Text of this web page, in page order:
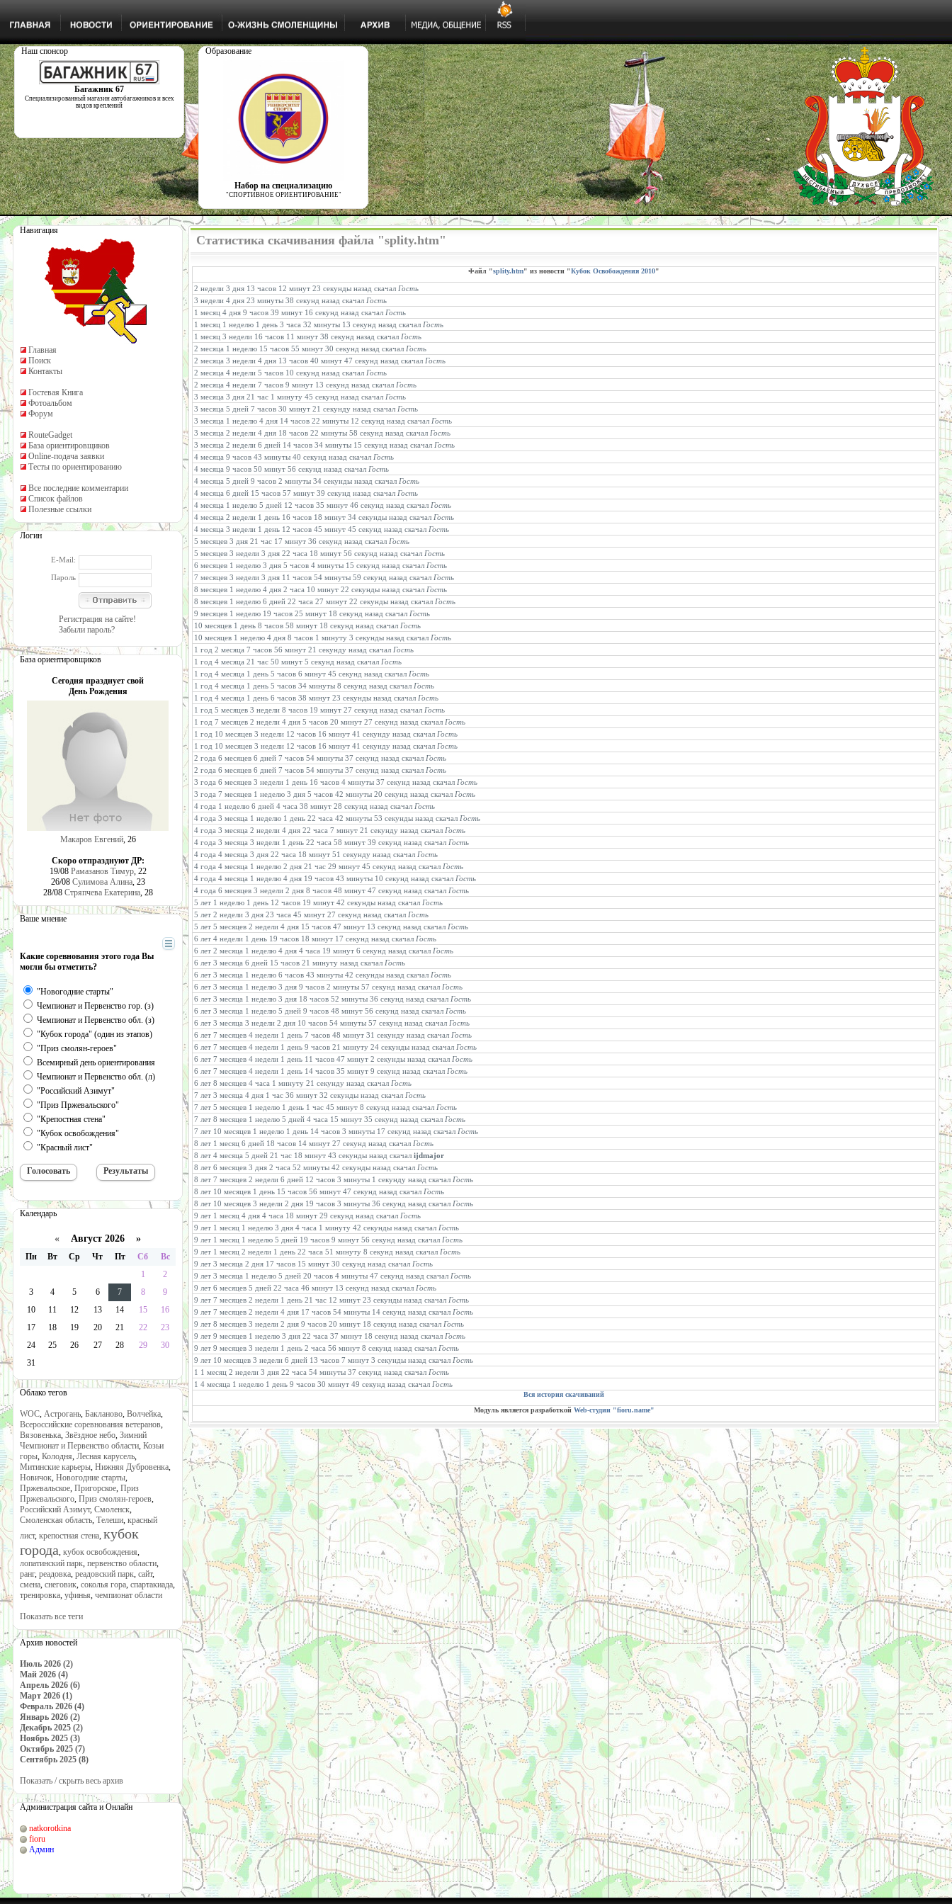
Наш спонсор
Багажник 67
Специализированный магазин автобагажников и всех
видов креплений
Образование
Набор на специализацию
"СПОРТИВНОЕ ОРИЕНТИРОВАНИЕ"
Навигация
Главная
Поиск
Контакты
Гостевая Книга
Фотоальбом
Форум
RouteGadget
База ориентировщиков
Online-подача заявки
Тесты по ориентированию
Все последние комментарии
Список файлов
Полезные ссылки
Логин
E-Mail:
Пароль
Регистрация на сайте!
Забыли пароль?
База ориентировщиков
Сегодня празднует свой
День Рождения
Макаров Евгений, 26
Скоро отпразднуют ДР:
19/08 Рамазанов Тимур, 22
26/08 Сулимова Алина, 23
28/08 Стряпчева Екатерина, 28
Ваше мнение
Какие соревнования этого года Вы
могли бы отметить?
"Новогодние старты"
Чемпионат и Первенство гор. (з)
Чемпионат и Первенство обл. (з)
"Кубок города" (один из этапов)
"Приз смолян-героев"
Всемирный день ориентирования
Чемпионат и Первенство обл. (л)
"Российский Азимут"
"Приз Пржевальского"
"Крепостная стена"
"Кубок освобождения"
"Красный лист"
Календарь
« Август 2026 »
Пн Вт Ср Чт Пт Сб
Вс
1
2
3
4 5 6 7 8
9
10
11 12 13 14 15
16
17
18 19 20 21 22
23
24
25 26 27 28 29
30
31
Облако тегов
WOC, Астрогань, Бакланово, Волчейка,
Всероссийские соревнования ветеранов,
Вязовенька, Звёздное небо, Зимний
Чемпионат и Первенство области, Козьи
горы, Колодня, Лесная карусель,
Митинские карьеры, Нижняя Дубровенка,
Новичок, Новогодние старты,
Пржевальское, Пригорское, Приз
Пржевальского, Приз смолян-героев,
Российский Азимут, Смоленск,
Смоленская область, Телеши, красный
лист, крепостная стена, кубок
города, кубок освобождения,
лопатинский парк, первенство области,
ранг, реадовка, реадовский парк, сайт,
смена, снеговик, соколья гора, спартакиада,
тренировка, уфинья, чемпионат области
Показать все теги
Архив новостей
Июль 2026 (2)
Май 2026 (4)
Апрель 2026 (6)
Март 2026 (1)
Февраль 2026 (4)
Январь 2026 (2)
Декабрь 2025 (2)
Ноябрь 2025 (3)
Октябрь 2025 (7)
Сентябрь 2025 (8)
Показать / скрыть весь архив
Администрация сайта и Онлайн
natkorotkina
fioru
Админ
Статистика скачивания файла "splity.htm"
Файл "splity.htm" из новости "Кубок Освобождения 2010"
2 недели 3 дня 13 часов 12 минут 23 секунды назад скачал Гость
3 недели 4 дня 23 минуты 38 секунд назад скачал Гость
1 месяц 4 дня 9 часов 39 минут 16 секунд назад скачал Гость
1 месяц 1 неделю 1 день 3 часа 32 минуты 13 секунд назад скачал Гость
1 месяц 3 недели 16 часов 11 минут 38 секунд назад скачал Гость
2 месяца 1 неделю 15 часов 55 минут 30 секунд назад скачал Гость
2 месяца 3 недели 4 дня 13 часов 40 минут 47 секунд назад скачал Гость
2 месяца 4 недели 5 часов 10 секунд назад скачал Гость
2 месяца 4 недели 7 часов 9 минут 13 секунд назад скачал Гость
3 месяца 3 дня 21 час 1 минуту 45 секунд назад скачал Гость
3 месяца 5 дней 7 часов 30 минут 21 секунду назад скачал Гость
3 месяца 1 неделю 4 дня 14 часов 22 минуты 12 секунд назад скачал Гость
3 месяца 2 недели 4 дня 18 часов 22 минуты 58 секунд назад скачал Гость
3 месяца 2 недели 6 дней 14 часов 34 минуты 15 секунд назад скачал Гость
4 месяца 9 часов 43 минуты 40 секунд назад скачал Гость
4 месяца 9 часов 50 минут 56 секунд назад скачал Гость
4 месяца 5 дней 9 часов 2 минуты 34 секунды назад скачал Гость
4 месяца 6 дней 15 часов 57 минут 39 секунд назад скачал Гость
4 месяца 1 неделю 5 дней 12 часов 35 минут 46 секунд назад скачал Гость
4 месяца 2 недели 1 день 16 часов 18 минут 34 секунды назад скачал Гость
4 месяца 3 недели 1 день 12 часов 45 минут 45 секунд назад скачал Гость
5 месяцев 3 дня 21 час 17 минут 36 секунд назад скачал Гость
5 месяцев 3 недели 3 дня 22 часа 18 минут 56 секунд назад скачал Гость
6 месяцев 1 неделю 3 дня 5 часов 4 минуты 15 секунд назад скачал Гость
7 месяцев 3 недели 3 дня 11 часов 54 минуты 59 секунд назад скачал Гость
8 месяцев 1 неделю 4 дня 2 часа 10 минут 22 секунды назад скачал Гость
8 месяцев 1 неделю 6 дней 22 часа 27 минут 22 секунды назад скачал Гость
9 месяцев 1 неделю 19 часов 25 минут 18 секунд назад скачал Гость
10 месяцев 1 день 8 часов 58 минут 18 секунд назад скачал Гость
10 месяцев 1 неделю 4 дня 8 часов 1 минуту 3 секунды назад скачал Гость
1 год 2 месяца 7 часов 56 минут 21 секунду назад скачал Гость
1 год 4 месяца 21 час 50 минут 5 секунд назад скачал Гость
1 год 4 месяца 1 день 5 часов 6 минут 45 секунд назад скачал Гость
1 год 4 месяца 1 день 5 часов 34 минуты 8 секунд назад скачал Гость
1 год 4 месяца 1 день 6 часов 38 минут 23 секунды назад скачал Гость
1 год 5 месяцев 3 недели 8 часов 19 минут 27 секунд назад скачал Гость
1 год 7 месяцев 2 недели 4 дня 5 часов 20 минут 27 секунд назад скачал Гость
1 год 10 месяцев 3 недели 12 часов 16 минут 41 секунду назад скачал Гость
1 год 10 месяцев 3 недели 12 часов 16 минут 41 секунду назад скачал Гость
2 года 6 месяцев 6 дней 7 часов 54 минуты 37 секунд назад скачал Гость
2 года 6 месяцев 6 дней 7 часов 54 минуты 37 секунд назад скачал Гость
3 года 6 месяцев 3 недели 1 день 16 часов 4 минуты 37 секунд назад скачал Гость
3 года 7 месяцев 1 неделю 3 дня 5 часов 42 минуты 20 секунд назад скачал Гость
4 года 1 неделю 6 дней 4 часа 38 минут 28 секунд назад скачал Гость
4 года 3 месяца 1 неделю 1 день 22 часа 42 минуты 53 секунды назад скачал Гость
4 года 3 месяца 2 недели 4 дня 22 часа 7 минут 21 секунду назад скачал Гость
4 года 3 месяца 3 недели 1 день 22 часа 58 минут 39 секунд назад скачал Гость
4 года 4 месяца 3 дня 22 часа 18 минут 51 секунду назад скачал Гость
4 года 4 месяца 1 неделю 2 дня 21 час 29 минут 45 секунд назад скачал Гость
4 года 4 месяца 1 неделю 4 дня 19 часов 43 минуты 10 секунд назад скачал Гость
4 года 6 месяцев 3 недели 2 дня 8 часов 48 минут 47 секунд назад скачал Гость
5 лет 1 неделю 1 день 12 часов 19 минут 42 секунды назад скачал Гость
5 лет 2 недели 3 дня 23 часа 45 минут 27 секунд назад скачал Гость
5 лет 5 месяцев 2 недели 4 дня 15 часов 47 минут 13 секунд назад скачал Гость
6 лет 4 недели 1 день 19 часов 18 минут 17 секунд назад скачал Гость
6 лет 2 месяца 1 неделю 4 дня 4 часа 19 минут 6 секунд назад скачал Гость
6 лет 3 месяца 6 дней 15 часов 21 минуту назад скачал Гость
6 лет 3 месяца 1 неделю 6 часов 43 минуты 42 секунды назад скачал Гость
6 лет 3 месяца 1 неделю 3 дня 9 часов 2 минуты 57 секунд назад скачал Гость
6 лет 3 месяца 1 неделю 3 дня 18 часов 52 минуты 36 секунд назад скачал Гость
6 лет 3 месяца 1 неделю 5 дней 9 часов 48 минут 56 секунд назад скачал Гость
6 лет 3 месяца 3 недели 2 дня 10 часов 54 минуты 57 секунд назад скачал Гость
6 лет 7 месяцев 4 недели 1 день 7 часов 48 минут 31 секунду назад скачал Гость
6 лет 7 месяцев 4 недели 1 день 9 часов 21 минуту 24 секунды назад скачал Гость
6 лет 7 месяцев 4 недели 1 день 11 часов 47 минут 2 секунды назад скачал Гость
6 лет 7 месяцев 4 недели 1 день 14 часов 35 минут 9 секунд назад скачал Гость
6 лет 8 месяцев 4 часа 1 минуту 21 секунду назад скачал Гость
7 лет 3 месяца 4 дня 1 час 36 минут 32 секунды назад скачал Гость
7 лет 5 месяцев 1 неделю 1 день 1 час 45 минут 8 секунд назад скачал Гость
7 лет 8 месяцев 1 неделю 5 дней 4 часа 15 минут 35 секунд назад скачал Гость
7 лет 10 месяцев 1 неделю 1 день 14 часов 3 минуты 17 секунд назад скачал Гость
8 лет 1 месяц 6 дней 18 часов 14 минут 27 секунд назад скачал Гость
8 лет 4 месяца 5 дней 21 час 18 минут 43 секунды назад скачал ijdmajor
8 лет 6 месяцев 3 дня 2 часа 52 минуты 42 секунды назад скачал Гость
8 лет 7 месяцев 2 недели 6 дней 12 часов 3 минуты 1 секунду назад скачал Гость
8 лет 10 месяцев 1 день 15 часов 56 минут 47 секунд назад скачал Гость
8 лет 10 месяцев 3 недели 2 дня 19 часов 3 минуты 36 секунд назад скачал Гость
9 лет 1 месяц 4 дня 4 часа 18 минут 29 секунд назад скачал Гость
9 лет 1 месяц 1 неделю 3 дня 4 часа 1 минуту 42 секунды назад скачал Гость
9 лет 1 месяц 1 неделю 5 дней 19 часов 9 минут 56 секунд назад скачал Гость
9 лет 1 месяц 2 недели 1 день 22 часа 51 минуту 8 секунд назад скачал Гость
9 лет 3 месяца 2 дня 17 часов 15 минут 30 секунд назад скачал Гость
9 лет 3 месяца 1 неделю 5 дней 20 часов 4 минуты 47 секунд назад скачал Гость
9 лет 6 месяцев 5 дней 22 часа 46 минут 13 секунд назад скачал Гость
9 лет 7 месяцев 2 недели 1 день 21 час 12 минут 23 секунды назад скачал Гость
9 лет 7 месяцев 2 недели 4 дня 17 часов 54 минуты 14 секунд назад скачал Гость
9 лет 8 месяцев 3 недели 2 дня 9 часов 20 минут 18 секунд назад скачал Гость
9 лет 9 месяцев 1 неделю 3 дня 22 часа 37 минут 18 секунд назад скачал Гость
9 лет 9 месяцев 3 недели 1 день 2 часа 56 минут 8 секунд назад скачал Гость
9 лет 10 месяцев 3 недели 6 дней 13 часов 7 минут 3 секунды назад скачал Гость
1 1 месяц 2 недели 3 дня 22 часа 54 минуты 37 секунд назад скачал Гость
1 4 месяца 1 неделю 1 день 9 часов 30 минут 49 секунд назад скачал Гость
Вся история скачиваний
Модуль является разработкой Web-студии "fioru.name"